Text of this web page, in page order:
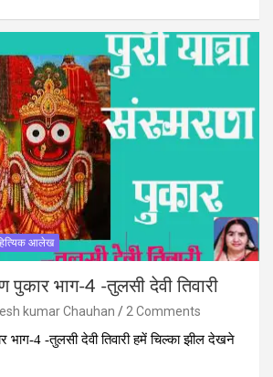
आलेख
पुकार भाग-4 -तुलसी देवी तिवारी
kumar Chauhan
2 Comments
भाग-4 -तुलसी देवी तिवारी हमें चिल्का झील देखने